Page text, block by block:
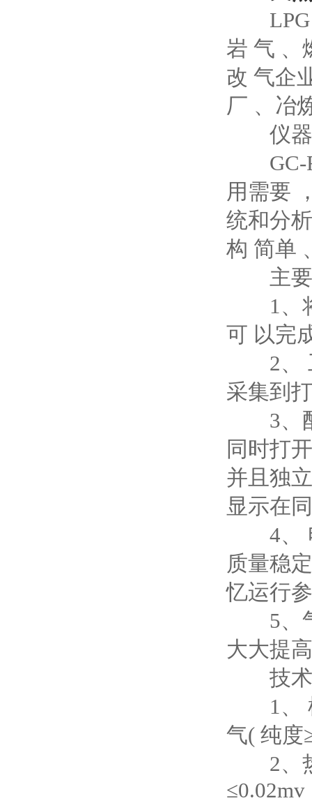
LPG
岩 气 、
改 气企
厂 、冶
仪器
GC-
用需要
统和分
构 简单
主要
1、将
可 以完
2、 工
采集到
3、配
同时打
并且独
显示在
4、 电
质量稳
忆运行
5、气
大大提
技术
1、 柱
气( 纯度
2、热
≤0.02mv